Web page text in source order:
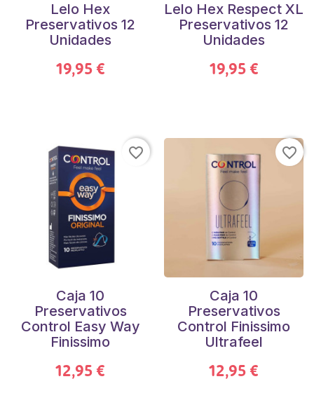
Lelo Hex
Preservativos 12
Unidades
19,95 €
Lelo Hex Respect XL
Preservativos 12
Unidades
19,95 €
Caja 10
Preservativos
Control Easy Way
Finissimo
12,95 €
favorite_border
Caja 10
Preservativos
Control Finissimo
Ultrafeel
12,95 €
favorite_border